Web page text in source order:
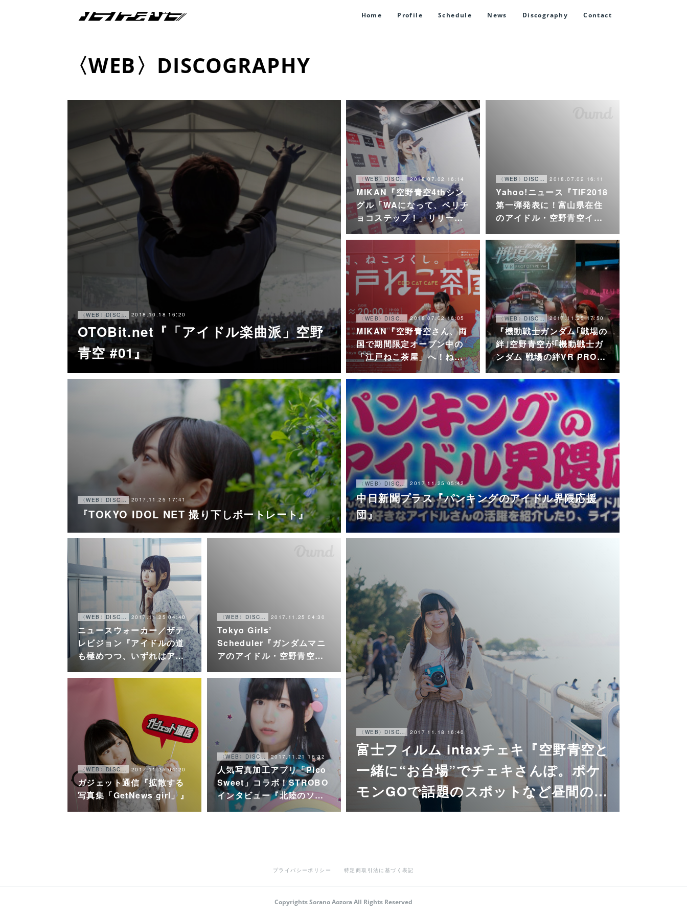
Home Profile Schedule News Discography Contact
〈WEB〉DISCOGRAPHY
〈WEB〉DISCOGRAPHY 2018.10.18 16:20
OTOBit.net『「アイドル楽曲派」空野
青空 #01』
〈WEB〉DISCOGRAPHY 2018.07.02 16:14
MIKAN『空野青空4thシン
グル「WAになって、ベリチ
ョコステップ！」リリー…
〈WEB〉DISCOGRAPHY 2018.07.02 16:11
Yahoo!ニュース『TIF2018
第一弾発表に！富山県在住
のアイドル・空野青空イ…
2018.07.02 16:05
MIKAN『空野青空さん、両
国で期間限定オープン中の
「江戸ねこ茶屋」へ！ね…
〈WEB〉DISCOGRAPHY 2017.11.25 17:50
『機動戦士ガンダム｢戦場の
絆｣空野青空が｢機動戦士ガ
ンダム 戦場の絆VR PRO…
2017.11.25 17:41
『TOKYO IDOL NET 撮り下しポートレート』
〈WEB〉DISCOGRAPHY 2017.11.25 05:42
中日新聞プラス『パンキングのアイドル界隈応援
団』
〈WEB〉DISCOGRAPHY 2017.11.25 04:40
ニュースウォーカー／ザテ
レビジョン『アイドルの道
も極めつつ、いずれはア…
〈WEB〉DISCOGRAPHY 2017.11.25 04:30
Tokyo Girlsʼ
Scheduler『ガンダムマニ
アのアイドル・空野青空…
〈WEB〉DISCOGRAPHY 2017.11.25 04:20
ガジェット通信『拡散する
写真集「GetNews girl」』
〈WEB〉DISCOGRAPHY 2017.11.21 16:32
人気写真加工アプリ「Pico
Sweet」コラボ！STROBO
インタビュー『北陸のソ…
〈WEB〉DISCOGRAPHY 2017.11.18 16:40
富士フィルム intaxチェキ『空野青空と
一緒に“お台場”でチェキさんぽ。ポケ
モンGOで話題のスポットなど昼間の…
プライバシーポリシー 特定商取引法に基づく表記
Copyrights Sorano Aozora All Rights Reserved